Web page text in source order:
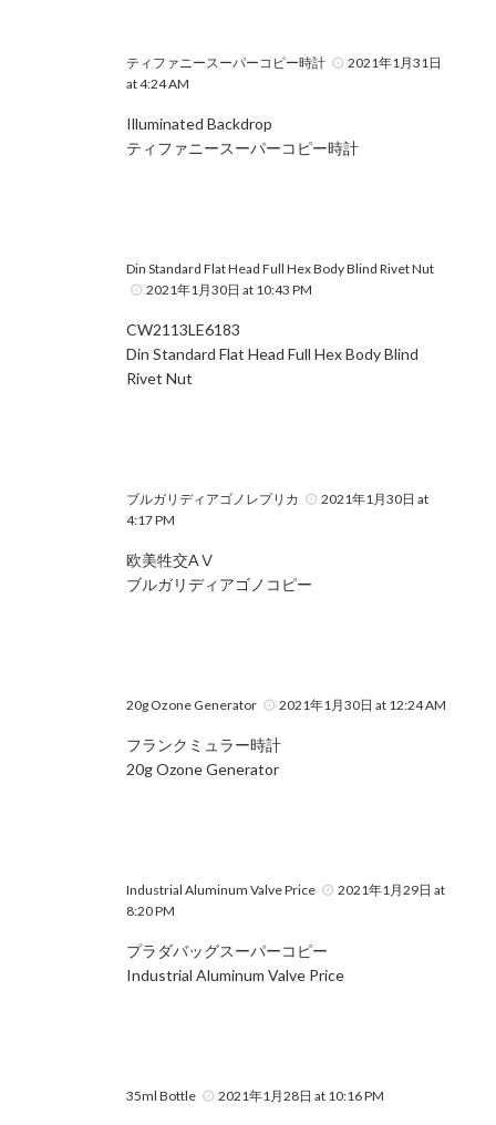
ティファニースーパーコピー時計
2021年1月31日
at 4:24 AM
Illuminated Backdrop
ティファニースーパーコピー時計
Din Standard Flat Head Full Hex Body Blind Rivet Nut
2021年1月30日 at 10:43 PM
CW2113LE6183
Din Standard Flat Head Full Hex Body Blind
Rivet Nut
ブルガリディアゴノレプリカ
2021年1月30日 at
4:17 PM
欧美牲交AⅤ
ブルガリディアゴノコピー
20g Ozone Generator 2021年1月30日 at 12:24 AM
フランクミュラー時計
20g Ozone Generator
Industrial Aluminum Valve Price
2021年1月29日 at
8:20 PM
プラダバッグスーパーコピー
Industrial Aluminum Valve Price
35ml Bottle 2021年1月28日 at 10:16 PM